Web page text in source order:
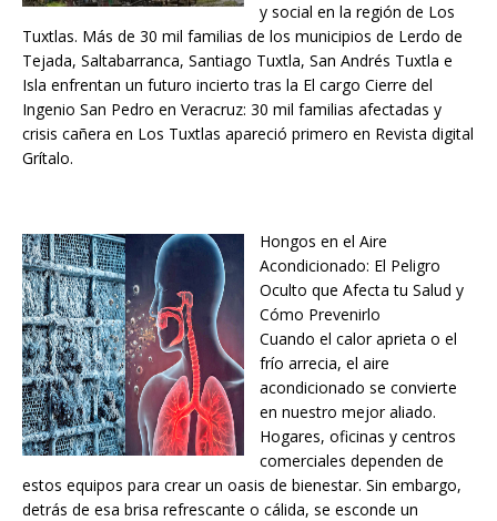
y social en la región de Los
Tuxtlas. Más de 30 mil familias de los municipios de Lerdo de
Tejada, Saltabarranca, Santiago Tuxtla, San Andrés Tuxtla e
Isla enfrentan un futuro incierto tras la El cargo Cierre del
Ingenio San Pedro en Veracruz: 30 mil familias afectadas y
crisis cañera en Los Tuxtlas apareció primero en Revista digital
Grítalo.
Hongos en el Aire
Acondicionado: El Peligro
Oculto que Afecta tu Salud y
Cómo Prevenirlo
Cuando el calor aprieta o el
frío arrecia, el aire
acondicionado se convierte
en nuestro mejor aliado.
Hogares, oficinas y centros
comerciales dependen de
estos equipos para crear un oasis de bienestar. Sin embargo,
detrás de esa brisa refrescante o cálida, se esconde un